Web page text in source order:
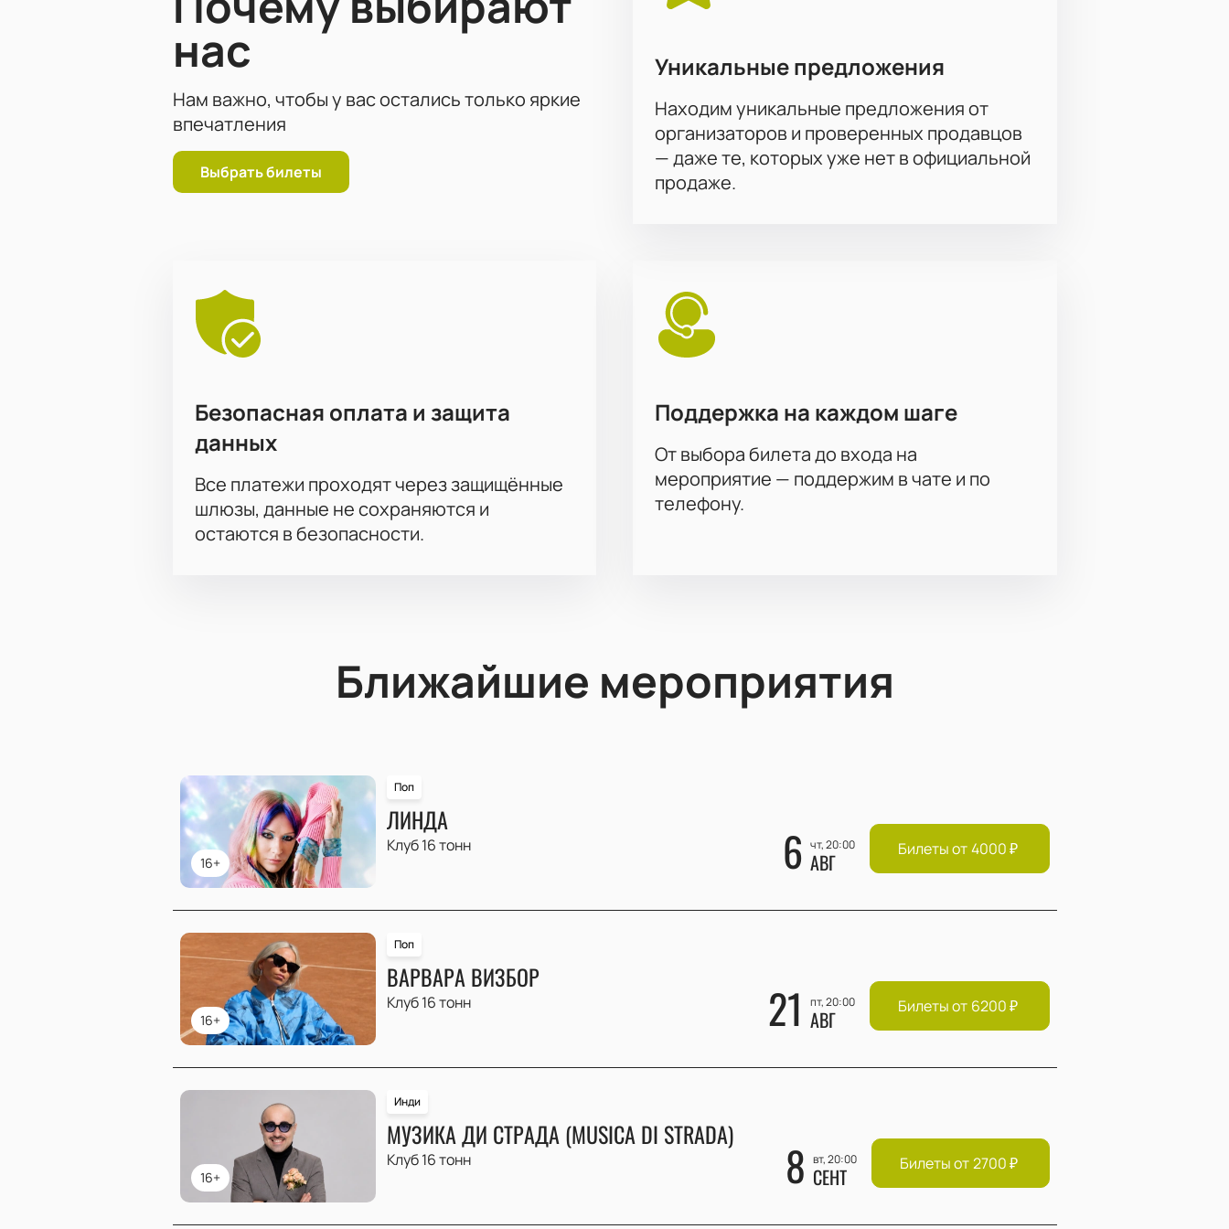
нас
Нам важно, чтобы у вас остались только яркие
впечатления
Выбрать билеты
Уникальные предложения
Находим уникальные предложения от
организаторов и проверенных продавцов
— даже те, которых уже нет в официальной
продаже.
Безопасная оплата и защита
данных
Все платежи проходят через защищённые
шлюзы, данные не сохраняются и
остаются в безопасности.
Поддержка на каждом шаге
От выбора билета до входа на
мероприятие — поддержим в чате и по
телефону.
Ближайшие мероприятия
16+
Поп
ЛИНДА
Клуб 16 тонн 6 чт, 20:00
АВГ Билеты от 4000₽
16+
Поп
ВАРВАРА ВИЗБОР
Клуб 16 тонн 21 пт, 20:00
АВГ Билеты от 6200₽
16+
Инди
МУЗИКА ДИ СТРАДА (MUSICA DI STRADA)
Клуб 16 тонн 8 вт, 20:00
СЕНТ Билеты от 2700₽